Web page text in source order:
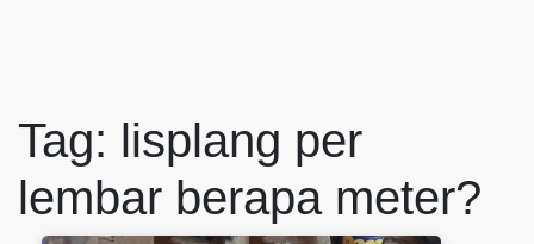
Tag: lisplang per
lembar berapa meter?